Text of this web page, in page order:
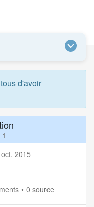
d'avoir
2015
0 source